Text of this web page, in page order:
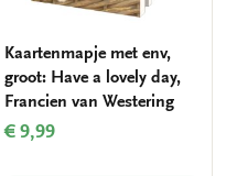
Kaartenmapje met env,
groot: Have a lovely day,
Francien van Westering
€ 9,99